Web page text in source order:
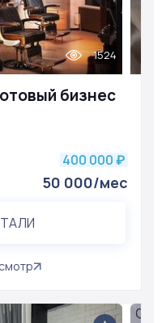
бизнес
1524
400 000 ₽
50 000/мес